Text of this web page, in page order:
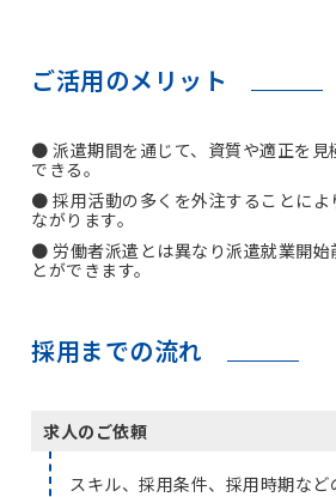
ご活用のメリット
派遣期間を通じて、資質や適正を
できる。
採用活動の多くを外注することに
ながります。
労働者派遣とは異なり派遣就業開
とができます。
採用までの流れ
求人のご依頼
スキル、採用条件、採用時期な